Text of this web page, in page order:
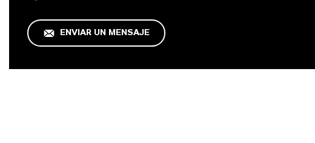
ENVIAR UN MENSAJE